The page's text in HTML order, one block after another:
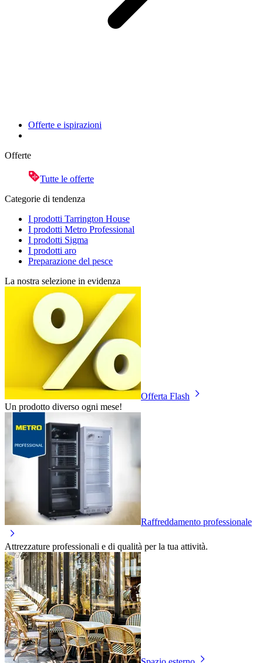
Offerte e ispirazioni
Offerte
Tutte le offerte
Categorie di tendenza
I prodotti Tarrington House
I prodotti Metro Professional
I prodotti Sigma
I prodotti aro
Preparazione del pesce
La nostra selezione in evidenza
Offerta Flash
Un prodotto diverso ogni mese!
Raffreddamento professionale
Attrezzature professionali e di qualità per la tua attività.